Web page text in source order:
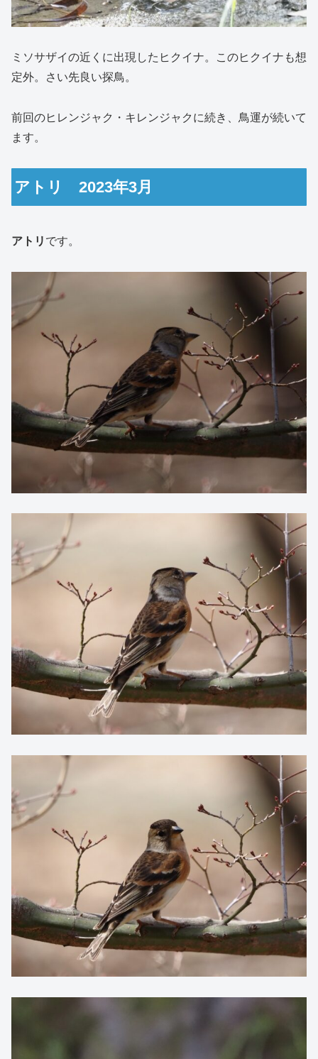
ミソサザイの近くに出現したヒクイナ。このヒクイナも想
定外。さい先良い探鳥。
前回のヒレンジャク・キレンジャクに続き、鳥運が続いて
ます。
アトリ 2023年3月
アトリ です。